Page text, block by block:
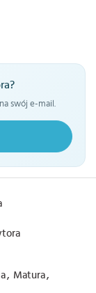
swój e-mail.
Matura